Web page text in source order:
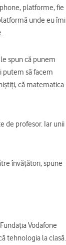
platforme, fie
unde eu îmi
spun că punem
putem să facem
că matematica
de profesor. Iar unii
învățători, spune
Vodafone
tehnologia la clasă.